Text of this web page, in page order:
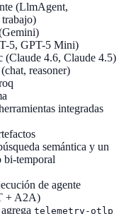
(LlmAgent,
5, GPT-5 Mini)
(Claude 4.6, Claude 4.5)
reasoner)
integradas
semántica y un
bi-temporal
de agente
+ A2A)
telemetry-otlp